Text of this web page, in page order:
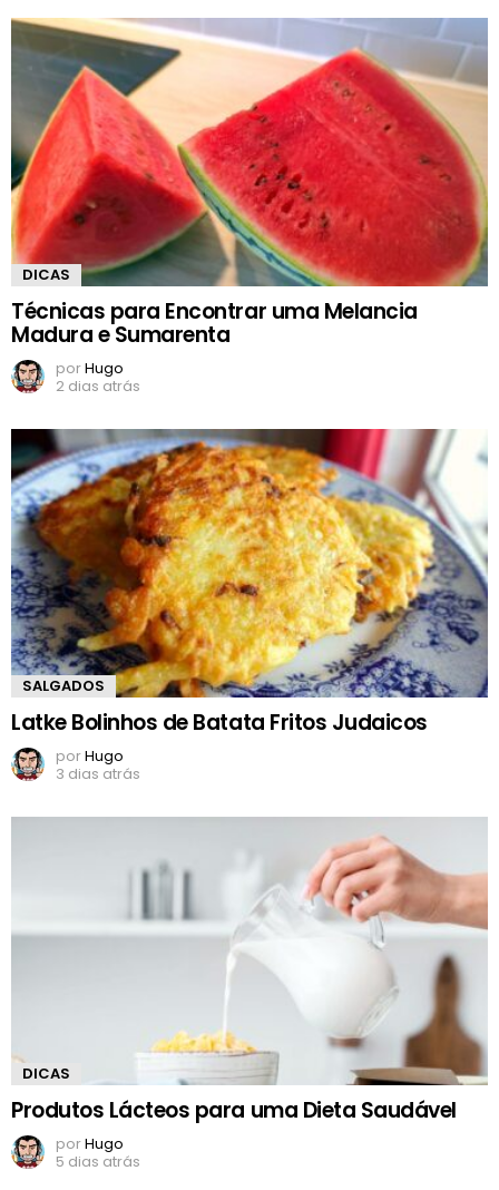
DICAS
Técnicas para Encontrar uma Melancia
Madura e Sumarenta
porHugo
2 dias atrás
SALGADOS
Latke Bolinhos de Batata Fritos Judaicos
porHugo
3 dias atrás
DICAS
Produtos Lácteos para uma Dieta Saudável
porHugo
5 dias atrás